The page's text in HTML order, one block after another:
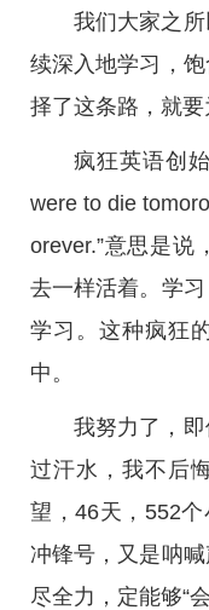
我们大家之
续深入地学习，
择了这条路，就要
疯狂英语创
were to die
orever.”意思是说
去一样活着。学
学习。这种疯狂
中。
我努力了，
过汗水，我不后
望，46天，552
冲锋号，又是呐
尽全力，定能够“